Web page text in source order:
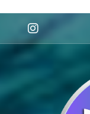
Instagram